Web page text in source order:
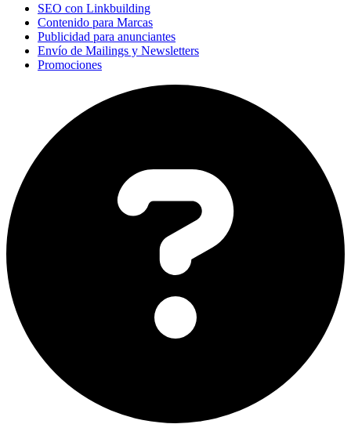
SEO con Linkbuilding
Contenido para Marcas
Publicidad para anunciantes
Envío de Mailings y Newsletters
Promociones